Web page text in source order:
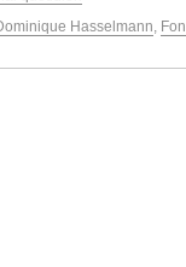
Hasselmann